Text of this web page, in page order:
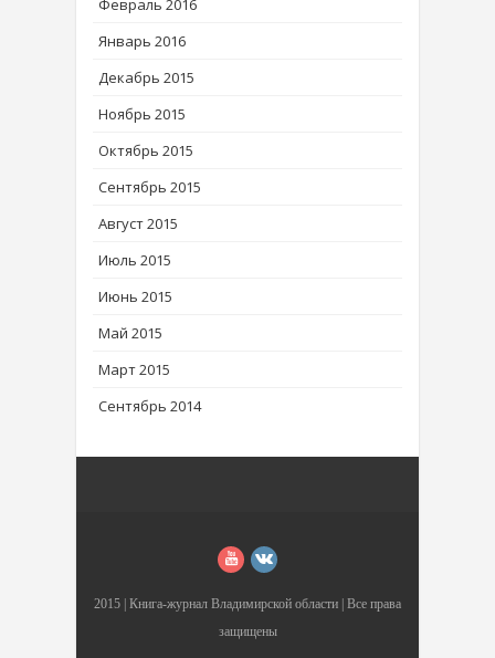
Февраль 2016
Январь 2016
Декабрь 2015
Ноябрь 2015
Октябрь 2015
Сентябрь 2015
Август 2015
Июль 2015
Июнь 2015
Май 2015
Март 2015
Сентябрь 2014
2015 | Книга-журнал Владимирской области | Все права
защищены